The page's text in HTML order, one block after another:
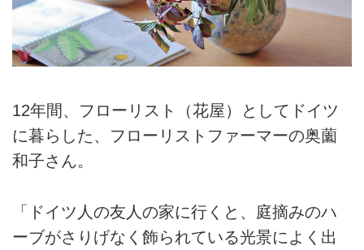
12年間、フローリスト（花屋）としてドイツ
に暮らした、フローリストファーマーの奥薗
和子さん。
「ドイツ人の友人の家に行くと、庭摘みのハ
ーブがさりげなく飾られている光景によく出